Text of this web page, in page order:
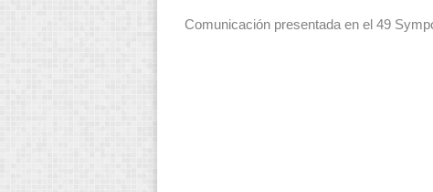
Comunicación presentada en el 49